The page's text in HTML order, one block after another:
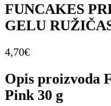
FUNCAKES
GELU
4,70€
Opis proizvoda
Pink 30 g